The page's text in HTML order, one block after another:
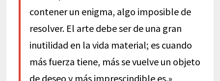
contener un enigma, algo imposible de
resolver. El arte debe ser de una gran
inutilidad en la vida material; es cuando
más fuerza tiene, más se vuelve un objeto
de deseo y más imprescindible es.»